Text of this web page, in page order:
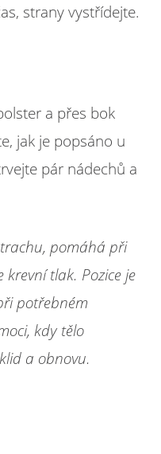
strany vystřídejte.
a přes bok
jak je popsáno u
pár nádechů a
pomáhá při
tlak. Pozice je
potřebném
kdy tělo
a obnovu.